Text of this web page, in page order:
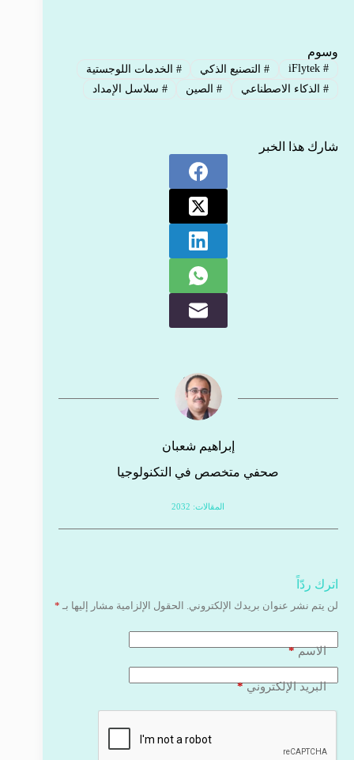
وسوم
#
iFlytek
#التصنيع الذكي # الخدمات اللوجستية
#الذكاء الاصطناعي #الصين # سلاسل الإمداد
شارك هذا الخبر
إبراهيم شعبان
صحفي متخصص في التكنولوجيا
المقالات: 2032
اترك ردّاً
لن يتم نشر عنوان بريدك الإلكتروني. الحقول الإلزامية مشار إليها بـ *
الاسم*
البريد الإلكتروني*